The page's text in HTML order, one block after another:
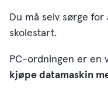
Du må selv sørge
skolestart.
PC-ordningen er en
kjøpe datamaskin